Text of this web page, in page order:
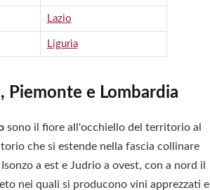
Lazio
Liguria
Piemonte e Lombardia
sono il fiore all'occhiello del territorio al
che si estende nella fascia collinare
a est e Judrio a ovest, con a nord il
nei quali si producono vini apprezzati e